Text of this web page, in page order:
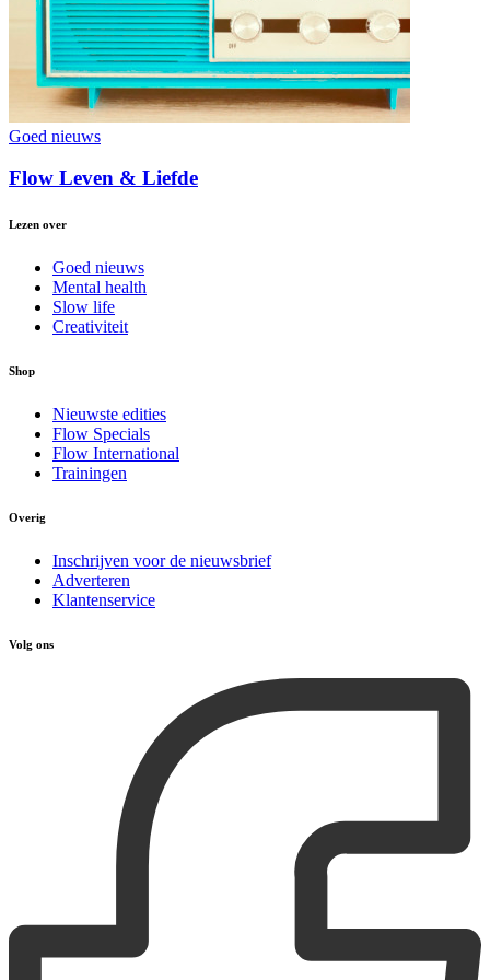
Goed nieuws
Flow Leven & Liefde
Lezen over
Goed nieuws
Mental health
Slow life
Creativiteit
Shop
Nieuwste edities
Flow Specials
Flow International
Trainingen
Overig
Inschrijven voor de nieuwsbrief
Adverteren
Klantenservice
Volg ons